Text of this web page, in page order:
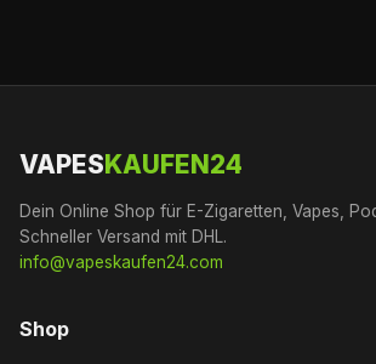
VAPESKAUFEN24
Dein Online Shop für E-Zigaretten, Vapes,
Schneller Versand mit DHL.
info@vapeskaufen24.com
Shop